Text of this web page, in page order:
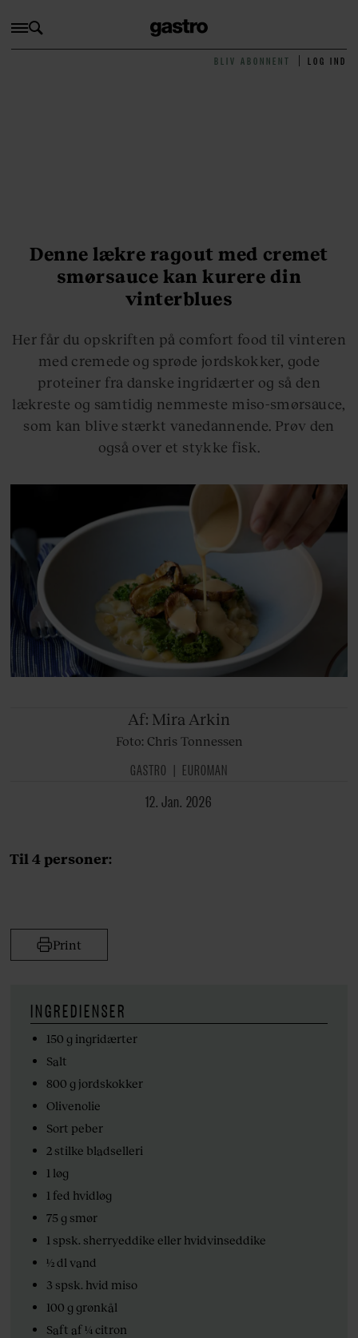
BLIV ABONNENT LOG IND
Denne lækre ragout med cremet
smørsauce kan kurere din
vinterblues
Her får du opskriften på comfort food til vinteren
med cremede og sprøde jordskokker, gode
proteiner fra danske ingridærter og så den
lækreste og samtidig nemmeste miso-smørsauce,
som kan blive stærkt vanedannende. Prøv den
også over et stykke fisk.
Af: Mira Arkin
Foto: Chris Tonnessen
GASTRO EUROMAN
12. Jan. 2026
Til 4 personer:
Print
INGREDIENSER
150 g ingridærter
Salt
800 g jordskokker
Olivenolie
Sort peber
2 stilke bladselleri
1 løg
1 fed hvidløg
75 g smør
1 spsk. sherryeddike eller hvidvinseddike
½ dl vand
3 spsk. hvid miso
100 g grønkål
Saft af ¼ citron